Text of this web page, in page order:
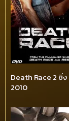
Death Race 2 ซิ่
2010